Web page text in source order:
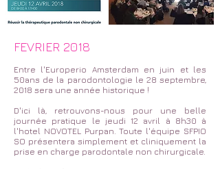
FEVRIER 2018
Entre l'Europerio Amsterdam en juin et les
50ans de la parodontologie le 28 septembre,
2018 sera une année historique !
D'ici là, retrouvons-nous pour une belle
journée pratique le jeudi 12 avril à 8h30 à
l'hotel NOVOTEL Purpan. Toute l'équipe SFPIO
SO présentera simplement et cliniquement la
prise en charge parodontale non chirurgicale.